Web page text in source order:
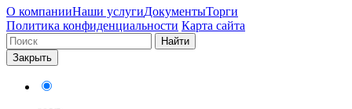
О компанииНаши услугиДокументыТорги
Политика конфиденциальности Карта сайта
Найти
Закрыть